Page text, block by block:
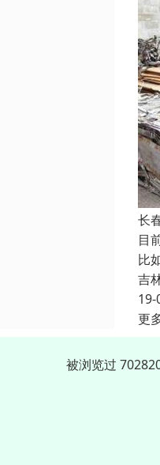
长
目
比
吉
19-
更
被浏览过